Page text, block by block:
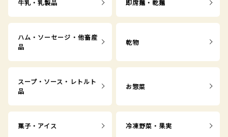
牛乳・乳製品 即席麺・乾麺
ハム・ソーセージ・他畜産
品
乾物
スープ・ソース・レトルト
品
お惣菜
菓子・アイス 冷凍野菜・果実